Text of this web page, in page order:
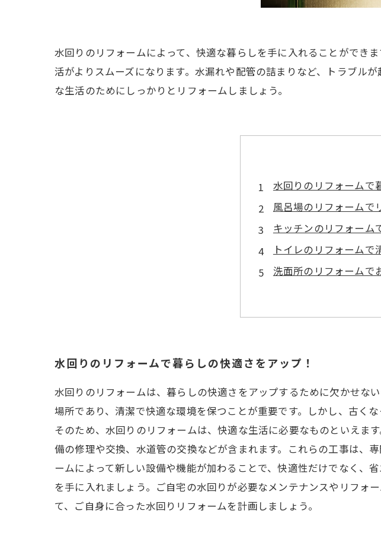
水回りのリフォームによって、快適な暮らしを手に入れることができ
活がよりスムーズになります。水漏れや配管の詰まりなど、トラブル
な生活のためにしっかりとリフォームしましょう。
水回りのリフォームで
風呂場のリフォームで
キッチンのリフォーム
トイレのリフォーム
洗面所のリフォームで
水回りのリフォームで暮らしの快適さをアップ！
水回りのリフォームは、暮らしの快適さをアップするために欠かせな
場所であり、清潔で快適な環境を保つことが重要です。しかし、古く
そのため、水回りのリフォームは、快適な生活に必要なものといえま
備の修理や交換、水道管の交換などが含まれます。これらの工事は、
ームによって新しい設備や機能が加わることで、快適性だけでなく、
を手に入れましょう。ご自宅の水回りが必要なメンテナンスやリフォ
て、ご自身に合った水回りリフォームを計画しましょう。